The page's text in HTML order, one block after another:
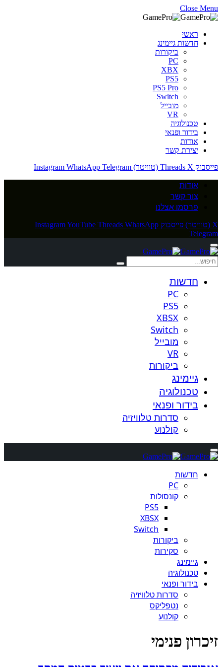
Close Menu
ראשי
חדשות גיימינג
ביקורות
PC
XBX
PS5
PS5 Pro
Switch
מובייל
VR
טכנולוגיה
בידור ופנאי
אודות
יצירת קשר
פייסבוק
Threads X (טוויטר) Instagram WhatsApp Telegram
אודות
צור קשר
פרסמו אצלנו
X (טוויטר) פייסבוק InstagramYouTube Threads WhatsApp
Telegram
חדשות
PC
PS5
XBSX
Switch
מובייל
VR
ביקורות
גיימינג
טכנולוגיה
בידור ופנאי
סדרות טלוויזיה
קולנוע
חדשות
PC
קונסולות
PS5
XBSX
Switch
ביקורות
סקירות
גיימינג
טכנולוגיה
בידור ופנאי
סדרות טלוויזיה
נטפליקס
קולנוע
זיכרון פנימי